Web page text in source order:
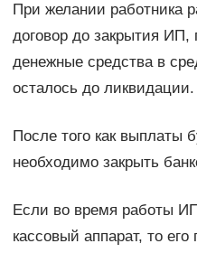
При желании работника
договор до закрытия ИП,
денежные средства в
осталось до ликвидации.
После того как выплаты
необходимо закрыть
Если во время работы
кассовый аппарат, то